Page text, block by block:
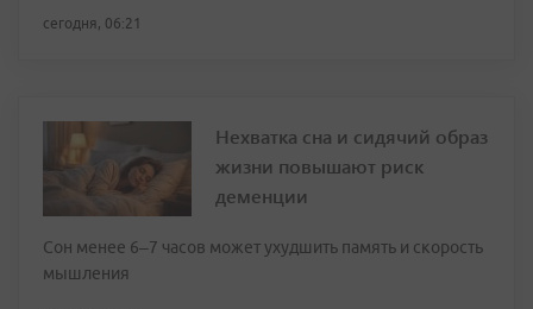
сегодня, 06:21
Нехватка сна и сидячий образ
жизни повышают риск
деменции
Сон менее 6–7 часов может ухудшить память и скорость
мышления